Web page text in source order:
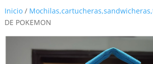
Inicio/
DE POKEMON